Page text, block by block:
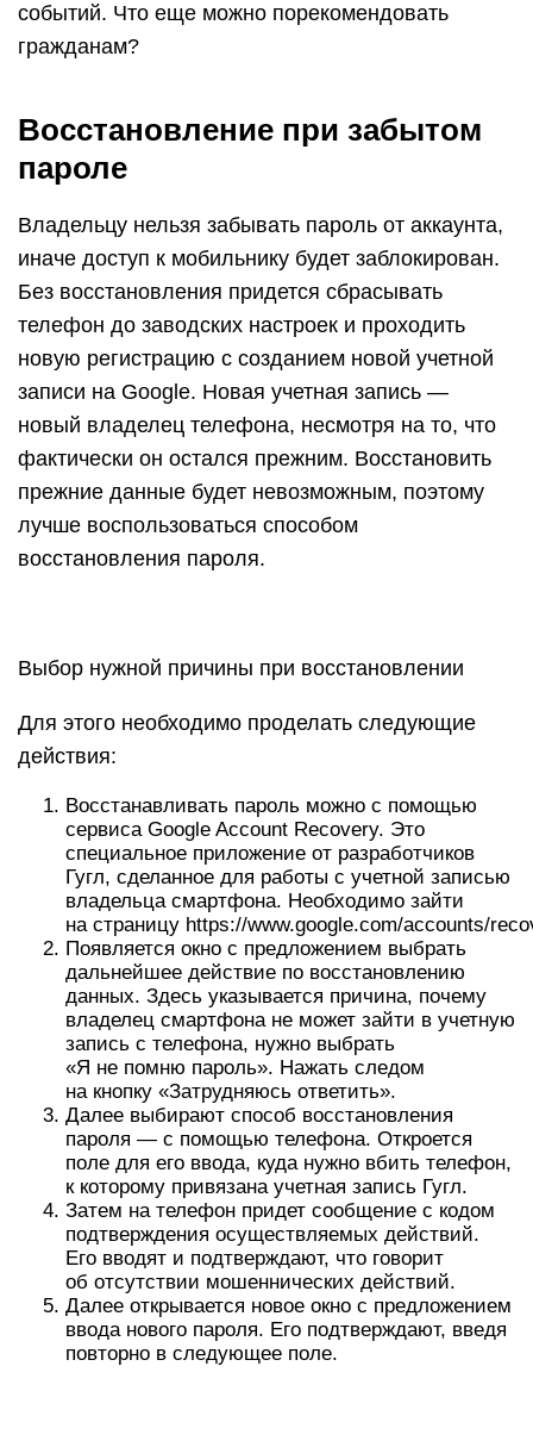
событий. Что еще можно порекомендовать
гражданам?
Восстановление при забытом
пароле
Владельцу нельзя забывать пароль от аккаунта,
иначе доступ к мобильнику будет заблокирован.
Без восстановления придется сбрасывать
телефон до заводских настроек и проходить
новую регистрацию с созданием новой учетной
записи на Google. Новая учетная запись —
новый владелец телефона, несмотря на то, что
фактически он остался прежним. Восстановить
прежние данные будет невозможным, поэтому
лучше воспользоваться способом
восстановления пароля.
Выбор нужной причины при восстановлении
Для этого необходимо проделать следующие
действия:
Восстанавливать пароль можно с помощью
сервиса Google Account Recovery. Это
специальное приложение от разработчиков
Гугл, сделанное для работы с учетной записью
владельца смартфона. Необходимо зайти
на страницу https://www.google.com/accounts/
Появляется окно с предложением выбрать
дальнейшее действие по восстановлению
данных. Здесь указывается причина, почему
владелец смартфона не может зайти в учетную
запись с телефона, нужно выбрать
«Я не помню пароль». Нажать следом
на кнопку «Затрудняюсь ответить».
Далее выбирают способ восстановления
пароля — с помощью телефона. Откроется
поле для его ввода, куда нужно вбить телефон,
к которому привязана учетная запись Гугл.
Затем на телефон придет сообщение с кодом
подтверждения осуществляемых действий.
Его вводят и подтверждают, что говорит
об отсутствии мошеннических действий.
Далее открывается новое окно с предложением
ввода нового пароля. Его подтверждают, введя
повторно в следующее поле.